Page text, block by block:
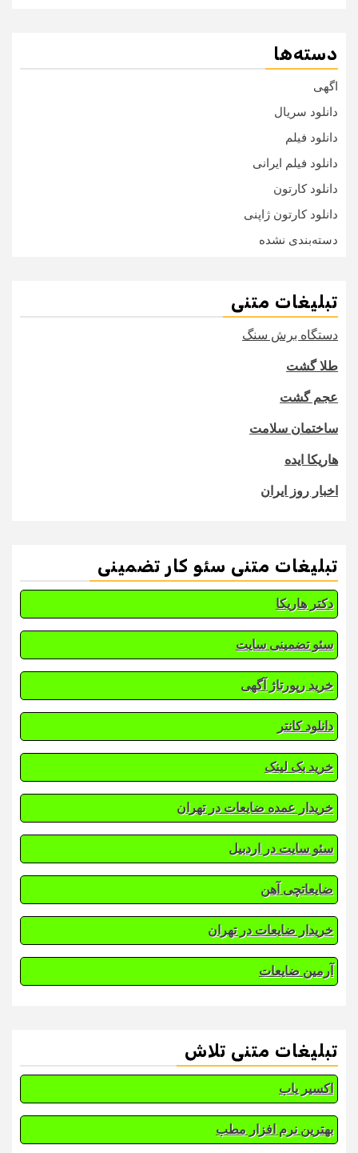
دسته‌ها
اگهی
دانلود سریال
دانلود فیلم
دانلود فیلم ایرانی
دانلود کارتون
دانلود کارتون ژاپنی
دسته‌بندی نشده
تبلیغات متنی
دستگاه برش سنگ
طلا گشت
عجم گشت
ساختمان سلامت
هاریکا ایده
اخبار روز ایران
تبلیغات متنی سئو کار تضمینی
دکتر هاریکا
سئو تضمینی سایت
خرید رپورتاژ آگهی
دانلود کانتر
خرید بک لینک
خریدار عمده ضایعات در تهران
سئو سایت در اردبیل
ضایعاتچی آهن
خریدار ضایعات در تهران
آرمین ضایعات
تبلیغات متنی تلاش
اکسیر یاب
بهترین نرم افزار مطب